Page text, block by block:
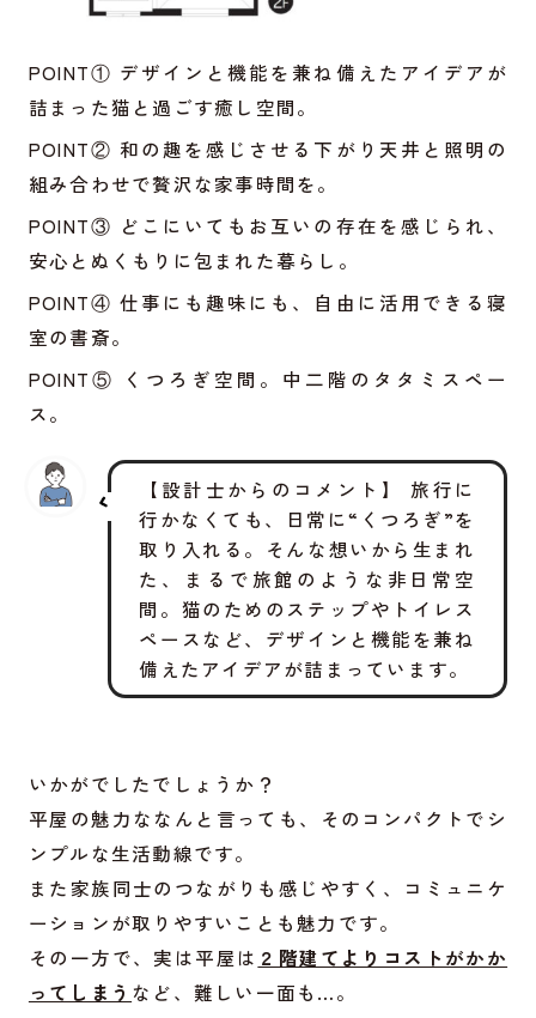
POINT① デザインと機能を兼ね備えたアイデアが
詰まった猫と過ごす癒し空間。
POINT② 和の趣を感じさせる下がり天井と照明の
組み合わせで贅沢な家事時間を。
POINT③ どこにいてもお互いの存在を感じられ、
安心とぬくもりに包まれた暮らし。
POINT④ 仕事にも趣味にも、自由に活用できる寝
室の書斎。
POINT⑤ くつろぎ空間。中二階のタタミスペー
ス。
【設計士からのコメント】 旅行に
行かなくても、日常に“くつろぎ”を
取り入れる。そんな想いから生まれ
た、まるで旅館のような非日常空
間。猫のためのステップやトイレス
ペースなど、デザインと機能を兼ね
備えたアイデアが詰まっています。
いかがでしたでしょうか？
平屋の魅力ななんと言っても、そのコンパクトでシ
ンプルな生活動線です。
また家族同士のつながりも感じやすく、コミュニケ
ーションが取りやすいことも魅力です。
その一方で、実は平屋は ２階建てよりコストがかか
ってしまう など、難しい一面も…。